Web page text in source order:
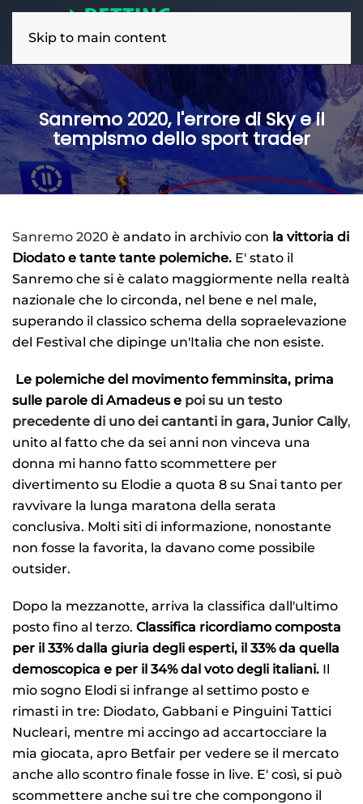
Skip to main content
Sanremo 2020, l'errore di Sky e il
tempismo dello sport trader
Sanremo 2020 è andato in archivio con la vittoria di
Diodato e tante tante polemiche. E' stato il
Sanremo che si è calato maggiormente nella realtà
nazionale che lo circonda, nel bene e nel male,
superando il classico schema della sopraelevazione
del Festival che dipinge un'Italia che non esiste.
Le polemiche del movimento femminsita, prima
sulle parole di Amadeus e poi su un testo
precedente di uno dei cantanti in gara, Junior Cally,
unito al fatto che da sei anni non vinceva una
donna mi hanno fatto scommettere per
divertimento su Elodie a quota 8 su Snai tanto per
ravvivare la lunga maratona della serata
conclusiva. Molti siti di informazione, nonostante
non fosse la favorita, la davano come possibile
outsider.
Dopo la mezzanotte, arriva la classifica dall'ultimo
posto fino al terzo. Classifica ricordiamo composta
per il 33% dalla giuria degli esperti, il 33% da quella
demoscopica e per il 34% dal voto degli italiani. Il
mio sogno Elodi si infrange al settimo posto e
rimasti in tre: Diodato, Gabbani e Pinguini Tattici
Nucleari, mentre mi accingo ad accartocciare la
mia giocata, apro Betfair per vedere se il mercato
anche allo scontro finale fosse in live. E' così, si può
scommettere anche sui tre che compongono il